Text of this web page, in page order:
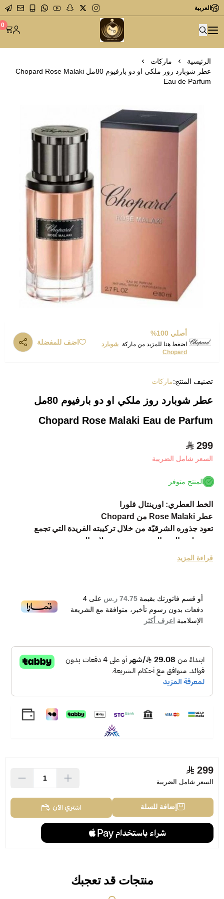
العربية
متجر عاشق العطور 0
الرئيسية
ماركات
عطر شوبارد روز ملكي او دو بارفيوم 80مل Chopard Rose Malaki
Eau de Parfum
أصلي 100%
اضغط هنا للمزيد من ماركة شوبارد
Chopard
اضف للمفضلة
تصنيف المنتج:ماركات
عطر شوبارد روز ملكي او دو بارفيوم 80مل
Chopard Rose Malaki Eau de Parfum
299
السعر شامل الضريبة
المنتج متوفر
الخط العطري: اورينتال فلورا
عطر Rose Malaki من Chopard
تعود جذوره الشرقيّة من خلال تركيبته الفريدة التي تجمع
مستخلص الورد الجوري مع عبق بتلات الورد.
ويُعدّ الورد الجوري أحد أقدم الأصناف المزروعة على الإطلاق،
كما يشتهر بشذاه الشاعري الجذّاب ونفحاته الخفيفة التي تأسر
ينمو في سلسلة جبال المغرب والجزائر.
يتميّز خشب النبيل بدفء يناشد الحواس، ويخلّف أثراً مذهلاً
وجذاباً،
Malaki.
يمنح استخدام عطر Rose Malaki شعوراً غامراً بالشاعريّة
والرقي.
فهذا العطر للرجال والنساء هو إشادة برفاهية سرمدية تحقّق
توازناً مثالياً بين الأناقة والجاذبيّة.
Chopard Rose Malaki Eau de Parfum 80ml
قراءة المزيد
أو قسم فاتورتك بقيمة 74.75 ر.س على 4
دفعات بدون رسوم تأخير، متوافقة مع الشريعة
الإسلامية اعرف أكثر
299
السعر شامل الضريبة
إضافة للسلة اشتري الآن
منتجات قد تعجبك